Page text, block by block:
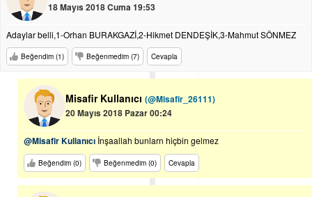
18 Mayıs 2018 Cuma 19:53
Adaylar belli,1-Orhan BURAKGAZİ,2-Hikmet DENDEŞİK,3-Mahmut SÖNMEZ
Beğendim (1) Beğenmedim (7) Cevapla
Misafir Kullanıcı (@Misafir_26111)
20 Mayıs 2018 Pazar 00:24
@Misafir Kullanıcı İnşaallah bunlarn hiçbirı gelmez
Beğendim (0) Beğenmedim (0) Cevapla